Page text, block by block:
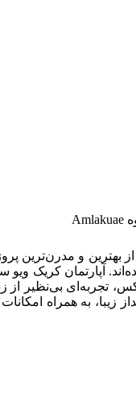
Amlakuae
بهترین و مدرن‌ترین
آپارتمان کریک
18 طبقه، با ارائه تمامی
به همراه